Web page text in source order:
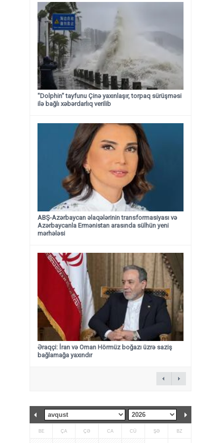
"Dolphin" tayfunu Çinə yaxınlaşır, torpaq sürüşməsi
ilə bağlı xəbərdarlıq verilib
ABŞ-Azərbaycan əlaqələrinin transformasiyası və
Azərbaycanla Ermənistan arasında sülhün yeni
mərhələsi
Əraqçi: İran və Oman Hörmüz boğazı üzrə saziş
bağlamağa yaxındır
BE ÇA ÇƏ CA CÜ ŞƏ BZ